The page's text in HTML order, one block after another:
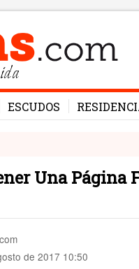
ESCUDOS
Una Página
de 2017 10:50